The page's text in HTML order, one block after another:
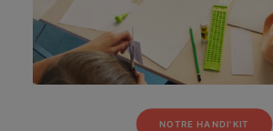
NOTRE HANDI'KIT